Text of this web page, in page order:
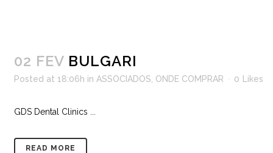
02 FEV BULGARI
Posted at 18:06h in ASSOCIADOS ONDE COMPRAR 0 Likes
GDS Dental Clinics ...
READ MORE